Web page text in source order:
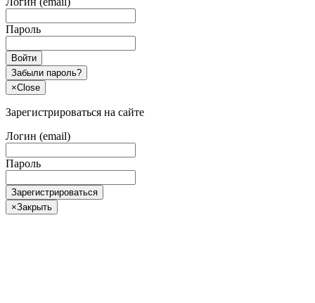
Пароль
Войти
Забыли пароль?
×Close
Зарегистрироваться на сайте
Логин (email)
Пароль
Зарегистрироваться
×Закрыть